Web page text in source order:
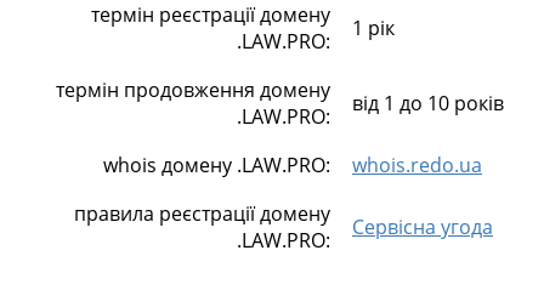
термін реєстрації домену
.LAW.PRO:
1 рік
термін продовження домену
.LAW.PRO:
від 1 до 10 років
whois домену .LAW.PRO:
whois.redo.ua
правила реєстрації домену
.LAW.PRO:
Сервісна угода